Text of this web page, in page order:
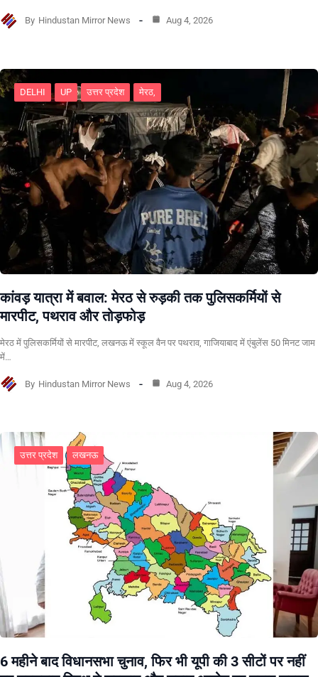
By Hindustan Mirror News Aug 4, 2026
DELHI UP उत्तर प्रदेश मेरठ,
कांवड़ यात्रा में बवाल: मेरठ से रुड़की तक पुलिसकर्मियों से
मारपीट, पथराव और तोड़फोड़
मेरठ में पुलिसकर्मियों से मारपीट, लखनऊ में स्कूल वैन पर पथराव, गाजियाबाद में एंबुलेंस 50 मिनट जाम
में…
By Hindustan Mirror News Aug 4, 2026
उत्तर प्रदेश लखनऊ
6 महीने बाद विधानसभा चुनाव, फिर भी यूपी की 3 सीटों पर नहीं